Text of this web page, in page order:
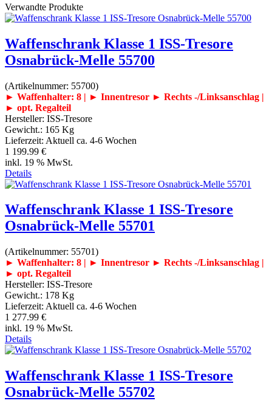
Verwandte Produkte
Waffenschrank Klasse 1 ISS-Tresore
Osnabrück-Melle 55700
(Artikelnummer: 55700)
► Waffenhalter: 8 | ► Innentresor ► Rechts -/Linksanschlag |
► opt. Regalteil
Hersteller: ISS-Tresore
Gewicht.: 165 Kg
Lieferzeit: Aktuell ca. 4-6 Wochen
1 199.99 €
inkl. 19 % MwSt.
Details
Waffenschrank Klasse 1 ISS-Tresore
Osnabrück-Melle 55701
(Artikelnummer: 55701)
► Waffenhalter: 8 | ► Innentresor ► Rechts -/Linksanschlag |
► opt. Regalteil
Hersteller: ISS-Tresore
Gewicht.: 178 Kg
Lieferzeit: Aktuell ca. 4-6 Wochen
1 277.99 €
inkl. 19 % MwSt.
Details
Waffenschrank Klasse 1 ISS-Tresore
Osnabrück-Melle 55702